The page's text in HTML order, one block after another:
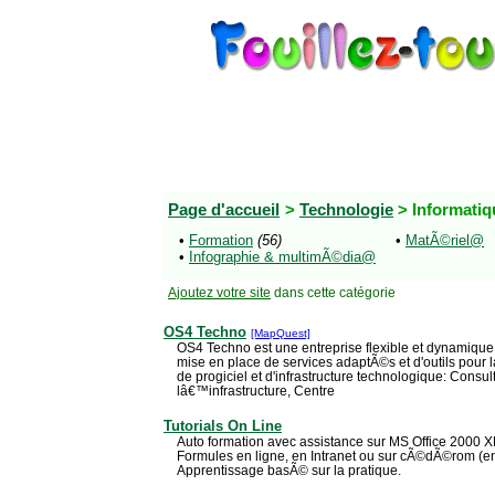
Page d'accueil > Technologie >
• Formation (56)
• Infographie & multimÃ©dia@
• MatÃ©riel@
Ajoutez votre site dans cette catégorie
OS4 Techno [MapQuest]
OS4 Techno est une entreprise flexible et
mise en place de services adaptÃ©s et d'outils pour
de progiciel et d'infrastructure technologique:
lâ€™infrastructure, Centre
Tutorials On Line
Auto formation avec assistance sur MS Office 2000
Formules en ligne, en Intranet ou sur cÃ©dÃ©rom
Apprentissage basÃ© sur la pratique.